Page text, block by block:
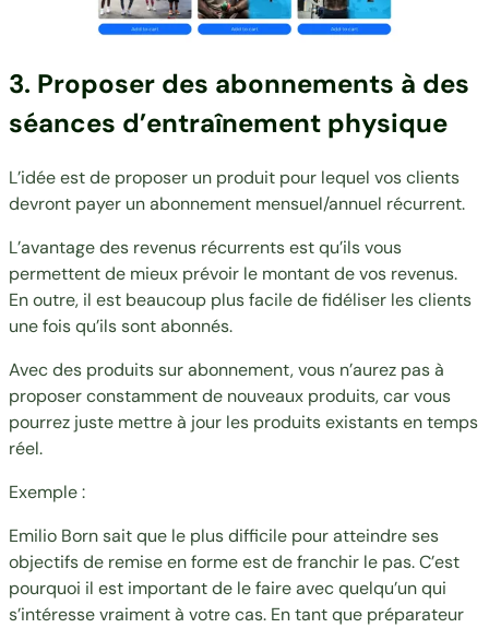
3. Proposer des abonnements à des
séances d’entraînement physique
L’idée est de proposer un produit pour lequel vos clients
devront payer un abonnement mensuel/annuel récurrent.
L’avantage des revenus récurrents est qu’ils vous
permettent de mieux prévoir le montant de vos revenus.
En outre, il est beaucoup plus facile de fidéliser les clients
une fois qu’ils sont abonnés.
Avec des produits sur abonnement, vous n’aurez pas à
proposer constamment de nouveaux produits, car vous
pourrez juste mettre à jour les produits existants en temps
réel.
Exemple :
Emilio Born sait que le plus difficile pour atteindre ses
objectifs de remise en forme est de franchir le pas. C’est
pourquoi il est important de le faire avec quelqu’un qui
s’intéresse vraiment à votre cas. En tant que préparateur